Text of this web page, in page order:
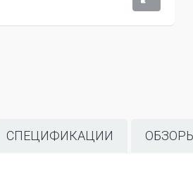
СПЕЦИФИКАЦИИ